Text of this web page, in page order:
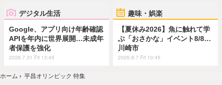
デジタル生活
Google、アプリ向け年齢確認
APIを年内に世界展開…未成年
者保護を強化
2026.7.31 Fri 13:45
趣味・娯楽
【夏休み2026】魚に触れて学
ぶ「おさかな」イベント8/8…
川崎市
2026.8.7 Fri 10:45
ホーム › 平昌オリンピック 特集